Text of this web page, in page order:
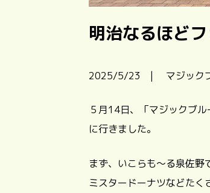
明治なるほど
2025/5/23 | マジック
５月14日、「マジックブ
に行きました。
まず、いこらも～る泉佐野
ミスタードーナツなどたく